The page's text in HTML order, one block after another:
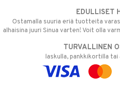
EDULLISET
Ostamalla suuria eriä tuotteita
alhaisina juuri Sinua varten! Voit olla
TURVALLINEN
laskulla, pankkikortilla